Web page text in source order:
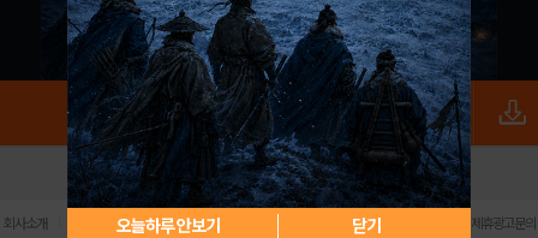
오늘하루 안보기 닫기
로그인 PC버전 전체앱
회사소개 | 개인정보 처리방침 불법촬영물 신고센터 제휴광고문의